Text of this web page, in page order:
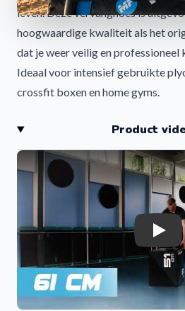
leven. Deze vervanghoes is
hoogwaardige kwaliteit als het
dat je weer veilig en professioneel
Ideaal voor intensief gebruikte
crossfit boxen en home gyms.
De hoes is gemaakt van sterk en
bestand is tegen intensief
trainingen.
Voordelen:
Verlengt de levensduur van je plyo
Professionele uitstraling
Eenvoudig te vervangen
Praktisch Ontwerp met
Product
Play